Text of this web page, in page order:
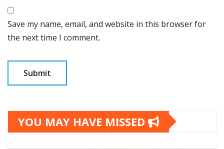
Save my name, email, and website in this browser for
the next time I comment.
YOU MAY HAVE MISSED